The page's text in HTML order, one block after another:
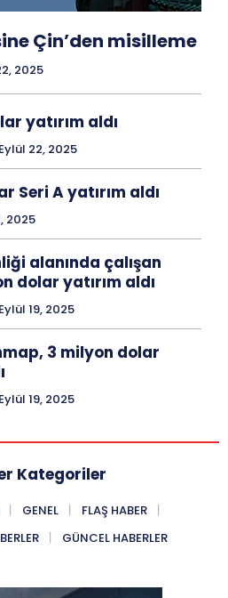
Çin’den misilleme
2025
yatırım aldı
Eylül 22, 2025
Seri A yatırım aldı
2025
alanında çalışan
dolar yatırım aldı
Eylül 19, 2025
3 milyon dolar
Eylül 19, 2025
Kategoriler
GENEL
FLAŞ HABER
GÜNCEL HABERLER